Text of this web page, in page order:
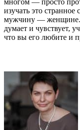
изучать это
мужчину — женщине.
думает и чувствует,
что вы его любите и